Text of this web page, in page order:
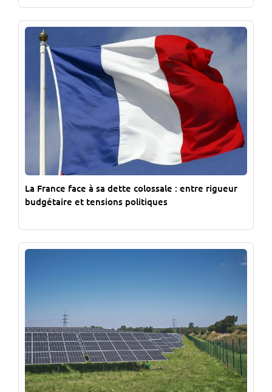
La France face à sa dette colossale : entre rigueur
budgétaire et tensions politiques